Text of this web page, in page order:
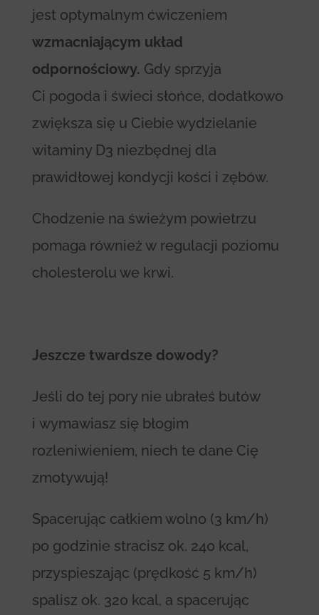
jest optymalnym ćwiczeniem
wzmacniającym układ
odpornościowy. Gdy sprzyja
Ci pogoda i świeci słońce, dodatkowo
zwiększa się u Ciebie wydzielanie
witaminy D3 niezbędnej dla
prawidłowej kondycji kości i zębów.
Chodzenie na świeżym powietrzu
pomaga również w regulacji poziomu
cholesterolu we krwi.
Jeszcze twardsze dowody?
Jeśli do tej pory nie ubrałeś butów
i wymawiasz się błogim
rozleniwieniem, niech te dane Cię
zmotywują!
Spacerując całkiem wolno (3 km/h)
po godzinie stracisz ok. 240 kcal,
przyspieszając (prędkość 5 km/h)
spalisz ok. 320 kcal, a spacerując